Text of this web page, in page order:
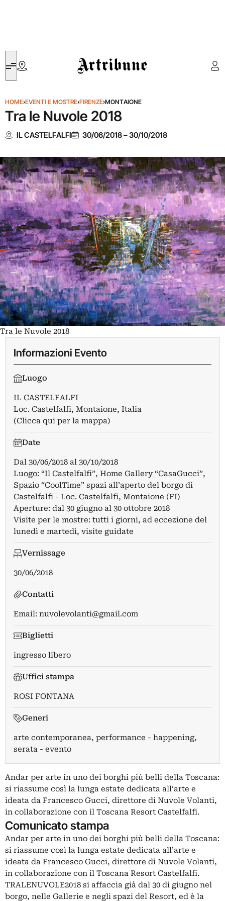
Artribune
HOME›EVENTI E MOSTRE›FIRENZE›MONTAIONE
Tra le Nuvole 2018
IL CASTELFALFI 30/06/2018–30/10/2018
Tra le Nuvole 2018
Informazioni Evento
Luogo
IL CASTELFALFI
Loc. Castelfalfi, Montaione, Italia
(Clicca qui per la mappa)
Date
Dal 30/06/2018 al 30/10/2018
Luogo: “Il Castelfalfi”, Home Gallery “CasaGucci”,
Spazio “CoolTime” spazi all’aperto del borgo di
Castelfalfi - Loc. Castelfalfi, Montaione (FI)
Aperture: dal 30 giugno al 30 ottobre 2018
Visite per le mostre: tutti i giorni, ad eccezione del
lunedì e martedì, visite guidate
Vernissage
30/06/2018
Contatti
Email: nuvolevolanti@gmail.com
Biglietti
ingresso libero
Uffici stampa
ROSI FONTANA
Generi
arte contemporanea, performance - happening,
serata - evento
Andar per arte in uno dei borghi più belli della Toscana:
si riassume così la lunga estate dedicata all’arte e
ideata da Francesco Gucci, direttore di Nuvole Volanti,
in collaborazione con il Toscana Resort Castelfalfi.
Comunicato stampa
Andar per arte in uno dei borghi più belli della Toscana:
si riassume così la lunga estate dedicata all’arte e
ideata da Francesco Gucci, direttore di Nuvole Volanti,
in collaborazione con il Toscana Resort Castelfalfi.
TRALENUVOLE2018 si affaccia già dal 30 di giugno nel
borgo, nelle Gallerie e negli spazi del Resort, ed è la